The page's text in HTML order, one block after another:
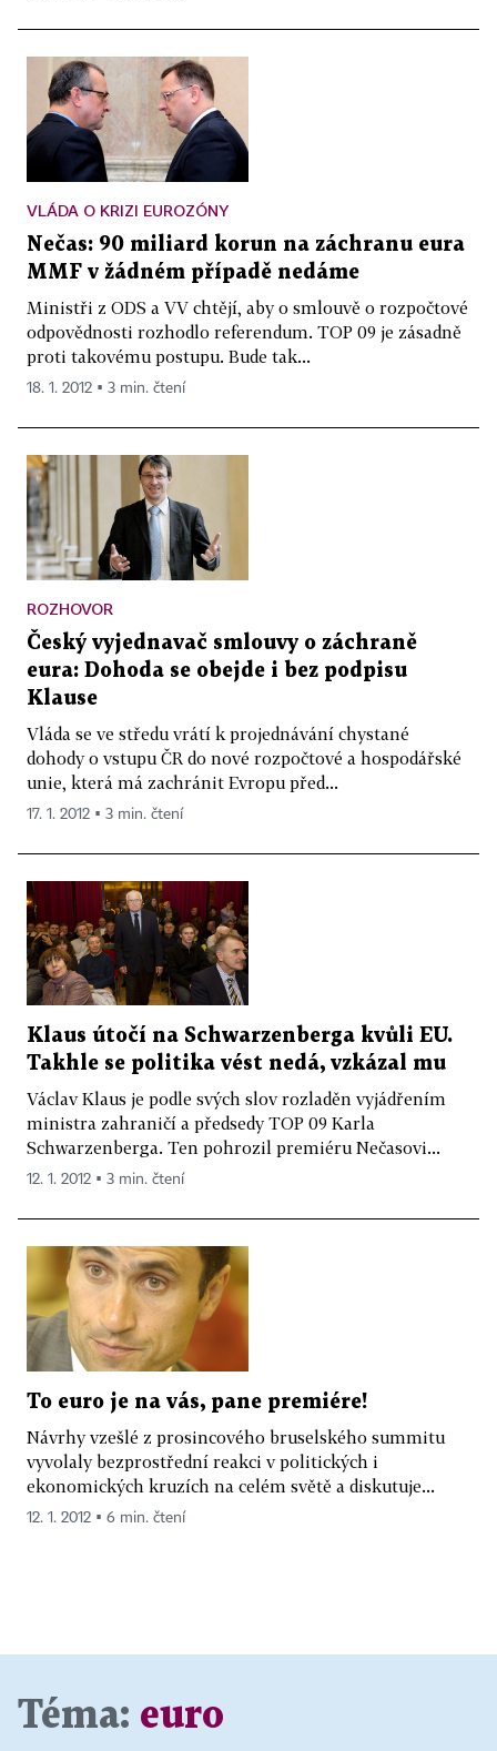
VLÁDA O KRIZI EUROZÓNY
Nečas: 90 miliard korun na záchranu eura
MMF v žádném případě nedáme
Ministři z ODS a VV chtějí, aby o smlouvě o rozpočtové
odpovědnosti rozhodlo referendum. TOP 09 je zásadně
proti takovému postupu. Bude tak...
18. 1. 2012 ▪ 3 min. čtení
ROZHOVOR
Český vyjednavač smlouvy o záchraně
eura: Dohoda se obejde i bez podpisu
Klause
Vláda se ve středu vrátí k projednávání chystané
dohody o vstupu ČR do nové rozpočtové a hospodářské
unie, která má zachránit Evropu před...
17. 1. 2012 ▪ 3 min. čtení
Klaus útočí na Schwarzenberga kvůli EU.
Takhle se politika vést nedá, vzkázal mu
Václav Klaus je podle svých slov rozladěn vyjádřením
ministra zahraničí a předsedy TOP 09 Karla
Schwarzenberga. Ten pohrozil premiéru Nečasovi...
12. 1. 2012 ▪ 3 min. čtení
To euro je na vás, pane premiére!
Návrhy vzešlé z prosincového bruselského summitu
vyvolaly bezprostřední reakci v politických i
ekonomických kruzích na celém světě a diskutuje...
12. 1. 2012 ▪ 6 min. čtení
Téma: euro